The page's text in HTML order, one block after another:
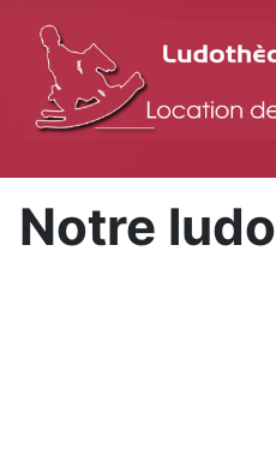
Notre ludo